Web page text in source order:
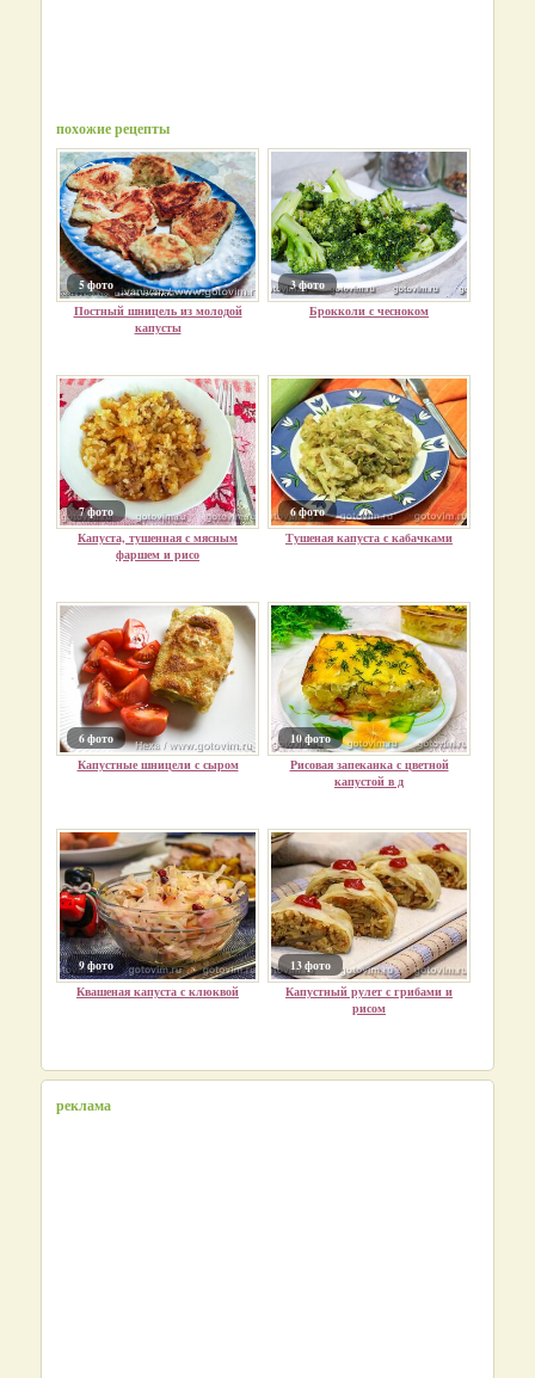
похожие рецепты
5 фото
Постный шницель из молодой
капусты
3 фото
Брокколи с чесноком
7 фото
Капуста, тушенная с мясным
фаршем и рисо
6 фото
Тушеная капуста с кабачками
6 фото
Капустные шницели с сыром
10 фото
Рисовая запеканка с цветной
капустой в д
9 фото
Квашеная капуста с клюквой
13 фото
Капустный рулет с грибами и
рисом
реклама